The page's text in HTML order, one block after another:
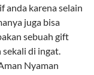
anda karena selain
juga bisa
sebuah gift
sekali di ingat.
Nyaman